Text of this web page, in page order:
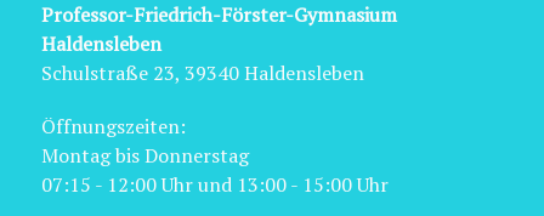
Professor-Friedrich-Förster-Gymnasium
Haldensleben
Schulstraße 23, 39340 Haldensleben
Öffnungszeiten:
Montag bis Donnerstag
07:15 - 12:00 Uhr und 13:00 - 15:00 Uhr